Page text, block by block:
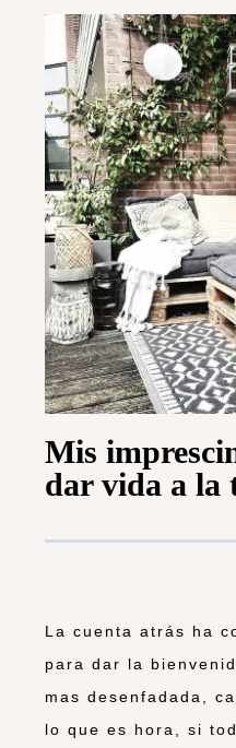
Mis
dar vida a la
La cuenta atrás ha
para dar la
mas desenfadada,
lo que es hora, si